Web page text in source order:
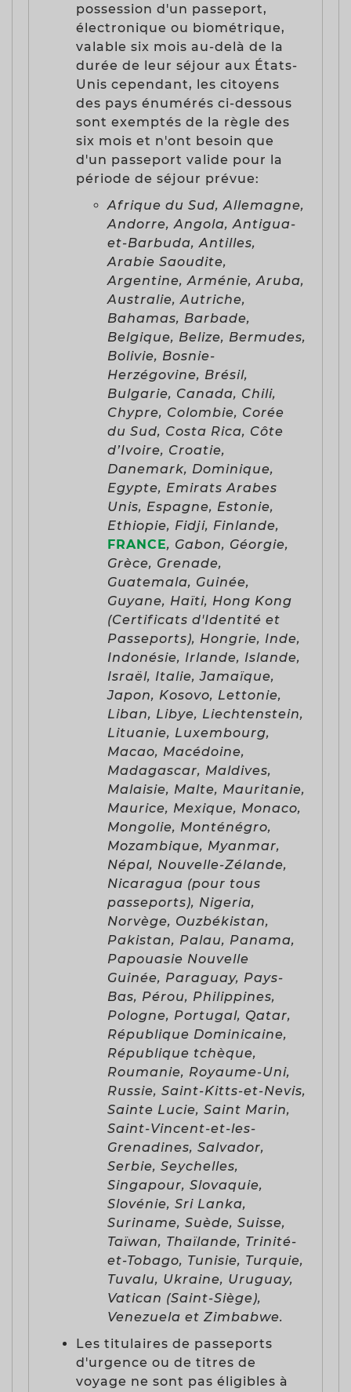
possession d'un passeport,
électronique ou biométrique,
valable six mois au-delà de la
durée de leur séjour aux États-
Unis cependant, les citoyens
des pays énumérés ci-dessous
sont exemptés de la règle des
six mois et n'ont besoin que
d'un passeport valide pour la
période de séjour prévue:
Afrique du Sud, Allemagne,
Andorre, Angola, Antigua-
et-Barbuda, Antilles,
Arabie Saoudite,
Argentine, Arménie, Aruba,
Australie, Autriche,
Bahamas, Barbade,
Belgique, Belize, Bermudes,
Bolivie, Bosnie-
Herzégovine, Brésil,
Bulgarie, Canada, Chili,
Chypre, Colombie, Corée
du Sud, Costa Rica, Côte
d’Ivoire, Croatie,
Danemark, Dominique,
Egypte, Emirats Arabes
Unis, Espagne, Estonie,
Ethiopie, Fidji, Finlande,
FRANCE, Gabon, Géorgie,
Grèce, Grenade,
Guatemala, Guinée,
Guyane, Haïti, Hong Kong
(Certificats d'Identité et
Passeports), Hongrie, Inde,
Indonésie, Irlande, Islande,
Israël, Italie, Jamaïque,
Japon, Kosovo, Lettonie,
Liban, Libye, Liechtenstein,
Lituanie, Luxembourg,
Macao, Macédoine,
Madagascar, Maldives,
Malaisie, Malte, Mauritanie,
Maurice, Mexique, Monaco,
Mongolie, Monténégro,
Mozambique, Myanmar,
Népal, Nouvelle-Zélande,
Nicaragua (pour tous
passeports), Nigeria,
Norvège, Ouzbékistan,
Pakistan, Palau, Panama,
Papouasie Nouvelle
Guinée, Paraguay, Pays-
Bas, Pérou, Philippines,
Pologne, Portugal, Qatar,
République Dominicaine,
République tchèque,
Roumanie, Royaume-Uni,
Russie, Saint-Kitts-et-Nevis,
Sainte Lucie, Saint Marin,
Saint-Vincent-et-les-
Grenadines, Salvador,
Serbie, Seychelles,
Singapour, Slovaquie,
Slovénie, Sri Lanka,
Suriname, Suède, Suisse,
Taïwan, Thaïlande, Trinité-
et-Tobago, Tunisie, Turquie,
Tuvalu, Ukraine, Uruguay,
Vatican (Saint-Siège),
Venezuela et Zimbabwe.
Les titulaires de passeports
d'urgence ou de titres de
voyage ne sont pas éligibles à